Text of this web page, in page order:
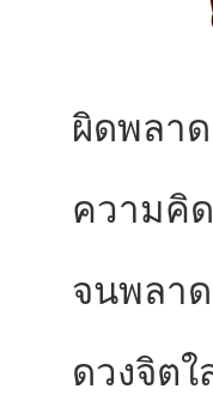
ผิดพลา
ความคิ
จนพลา
ดวงจิต